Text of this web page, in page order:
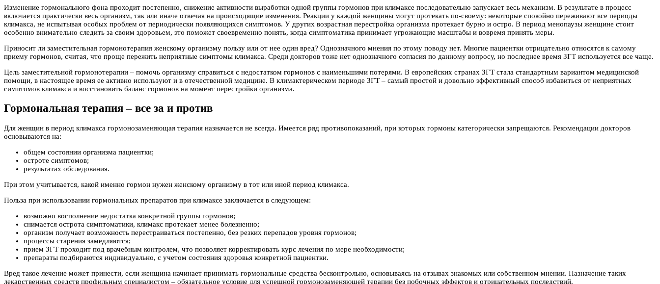
Изменение гормонального фона проходит постепенно, снижение активности выработки одной группы гормонов при климаксе последовательно запускает весь механизм. В результате в процесс
включается практически весь организм, так или иначе отвечая на происходящие изменения. Реакции у каждой женщины могут протекать по-своему: некоторые спокойно переживают все периоды
климакса, не испытывая особых проблем от периодически появляющихся симптомов. У других возрастная перестройка организма протекает бурно и остро. В период менопаузы женщине стоит
особенно внимательно следить за своим здоровьем, это поможет своевременно понять, когда симптоматика принимает угрожающие масштабы и вовремя принять меры.
Приносит ли заместительная гормонотерапия женскому организму пользу или от нее один вред? Однозначного мнения по этому поводу нет. Многие пациентки отрицательно относятся к самому
приему гормонов, считая, что проще пережить неприятные симптомы климакса. Среди докторов тоже нет однозначного согласия по данному вопросу, но последнее время ЗГТ используется все чаще.
Цель заместительной гормонотерапии – помочь организму справиться с недостатком гормонов с наименьшими потерями. В европейских странах ЗГТ стала стандартным вариантом медицинской
помощи, в настоящее время ее активно используют и в отечественной медицине. В климактерическом периоде ЗГТ – самый простой и довольно эффективный способ избавиться от неприятных
симптомов климакса и восстановить баланс гормонов на момент перестройки организма.
Гормональная терапия – все за и против
Для женщин в период климакса гормонозаменяющая терапия назначается не всегда. Имеется ряд противопоказаний, при которых гормоны категорически запрещаются. Рекомендации докторов
основываются на:
общем состоянии организма пациентки;
остроте симптомов;
результатах обследования.
При этом учитывается, какой именно гормон нужен женскому организму в тот или иной период климакса.
Польза при использовании гормональных препаратов при климаксе заключается в следующем:
возможно восполнение недостатка конкретной группы гормонов;
снимается острота симптоматики, климакс протекает менее болезненно;
организм получает возможность перестраиваться постепенно, без резких перепадов уровня гормонов;
процессы старения замедляются;
прием ЗГТ проходит под врачебным контролем, что позволяет корректировать курс лечения по мере необходимости;
препараты подбираются индивидуально, с учетом состояния здоровья конкретной пациентки.
Вред такое лечение может принести, если женщина начинает принимать гормональные средства бесконтрольно, основываясь на отзывах знакомых или собственном мнении. Назначение таких
лекарственных средств профильным специалистом – обязательное условие для успешной гормонозаменяющей терапии без побочных эффектов и отрицательных последствий.